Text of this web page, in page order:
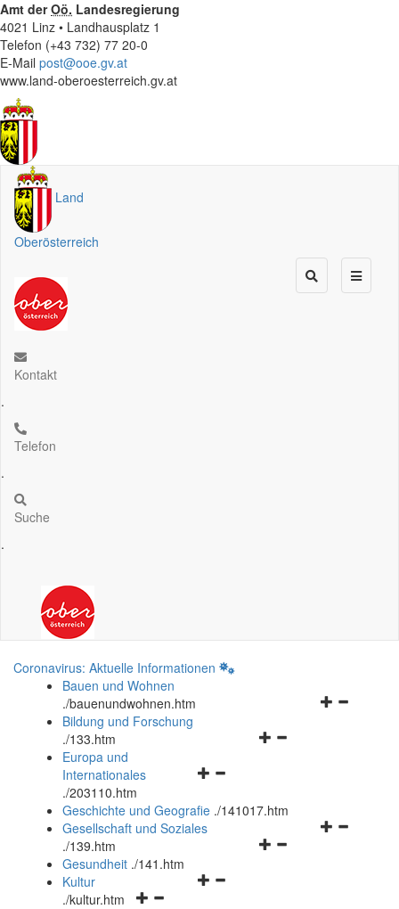
Amt derOö. Landesregierung
4021 Linz • Landhausplatz 1
Telefon (+43 732) 77 20-0
E-Mail post@ooe.gv.at
www.land-oberoesterreich.gv.at
Land
Oberösterreich
Kontakt
.
Telefon
.
Suche
.
Coronavirus: Aktuelle Informationen
Bauen und Wohnen
./bauenundwohnen.htm
Navigationsmenü
Bildung und Forschung
./133.htm
Navigationsmenü
und
schließen
Europa und
Internationales
./203110.htm
Geschichte und Geografie ./141017.htm
Navigationsmenü
Gesellschaft und Soziales
./139.htm
Navigationsmenü
Gesundheit ./141.htm
Navigationsmenü
Kultur
./kultur.htm